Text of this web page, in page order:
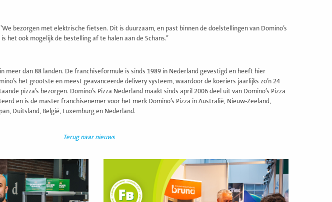
bezorgen met elektrische fietsen. Dit is duurzaam, en past binnen de doelstellingen van Domino’s
ook mogelijk de bestelling af te halen aan de Schans.’’
meer dan 88 landen. De franchiseformule is sinds 1989 in Nederland gevestigd en heeft hier
het grootste en meest geavanceerde delivery systeem, waardoor de koeriers jaarlijks zo’n 24
pizza’s bezorgen. Domino’s Pizza Nederland maakt sinds april 2006 deel uit van Domino’s Pizza
en is de master franchisenemer voor het merk Domino’s Pizza in Australië, Nieuw-Zeeland,
Duitsland, België, Luxemburg en Nederland.
Terug naar nieuws